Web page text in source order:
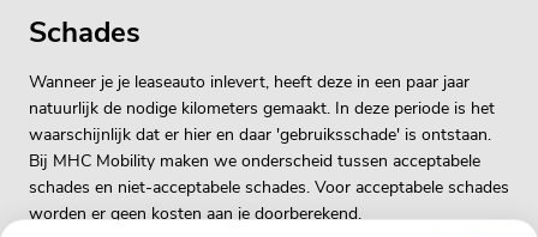
Schades
Wanneer je je leaseauto inlevert, heeft deze in een paar jaar
natuurlijk de nodige kilometers gemaakt. In deze periode is het
waarschijnlijk dat er hier en daar 'gebruiksschade' is ontstaan.
Bij MHC Mobility maken we onderscheid tussen acceptabele
schades en niet-acceptabele schades. Voor acceptabele schades
worden er geen kosten aan je doorberekend.